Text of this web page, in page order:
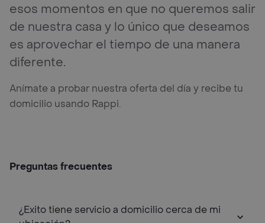
esos momentos en que no queremos salir
de nuestra casa y lo único que deseamos
es aprovechar el tiempo de una manera
diferente.
Anímate a probar nuestra oferta del día y recibe tu
domicilio usando Rappi.
Preguntas frecuentes
¿Exito tiene servicio a domicilio cerca de mi